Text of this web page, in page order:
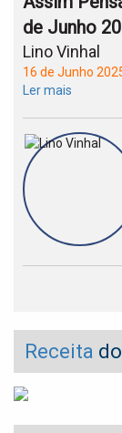
de Junho
Lino Vinhal
16 de Junho
Ler mais
Receita